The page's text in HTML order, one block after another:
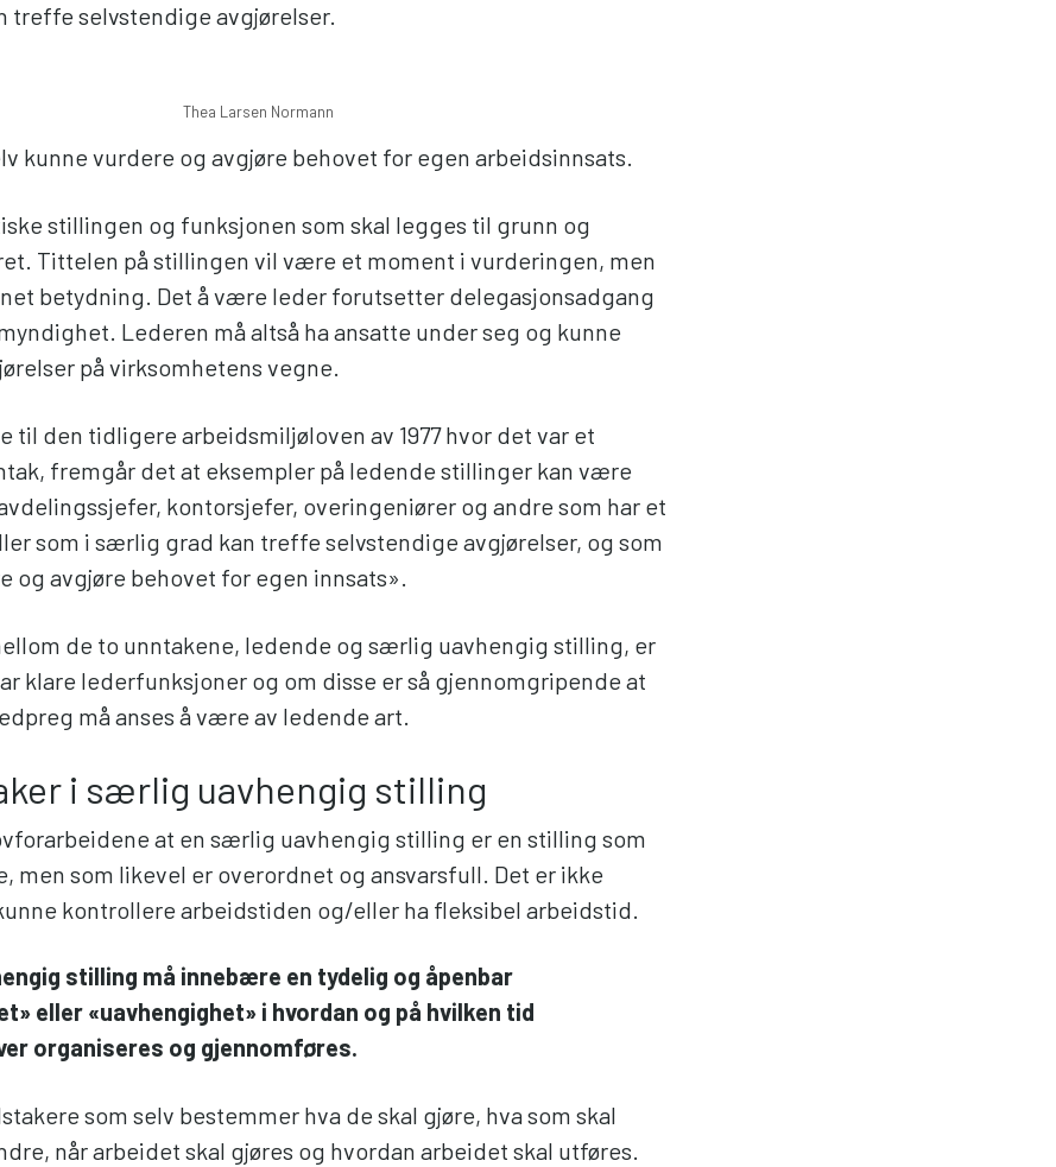
treffe selvstendige avgjørelser.
Thea Larsen Normann
kunne vurdere og avgjøre behovet for egen arbeidsinnsats.
stillingen og funksjonen som skal legges til grunn og
Tittelen på stillingen vil være et moment i vurderingen, men
betydning. Det å være leder forutsetter delegasjonsadgang
Lederen må altså ha ansatte under seg og kunne
på virksomhetens vegne.
til den tidligere arbeidsmiljøloven av 1977 hvor det var et
fremgår det at eksempler på ledende stillinger kan være
kontorsjefer, overingeniører og andre som har et
som i særlig grad kan treffe selvstendige avgjørelser, og som
og avgjøre behovet for egen innsats».
de to unntakene, ledende og særlig uavhengig stilling, er
klare lederfunksjoner og om disse er så gjennomgripende at
må anses å være av ledende art.
i særlig uavhengig stilling
at en særlig uavhengig stilling er en stilling som
men som likevel er overordnet og ansvarsfull. Det er ikke
kontrollere arbeidstiden og/eller ha fleksibel arbeidstid.
stilling må innebære en tydelig og åpenbar
eller «uavhengighet» i hvordan og på hvilken tid
organiseres og gjennomføres.
som selv bestemmer hva de skal gjøre, hva som skal
når arbeidet skal gjøres og hvordan arbeidet skal utføres.